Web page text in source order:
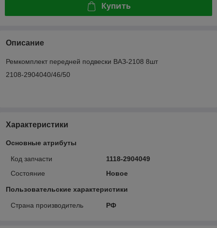
Купить
Описание
Ремкомплект передней подвески ВАЗ-2108 8шт
2108-2904040/46/50
Характеристики
Основные атрибуты
Код запчасти
1118-2904049
Состояние
Новое
Пользовательские характеристики
Страна производитель РФ